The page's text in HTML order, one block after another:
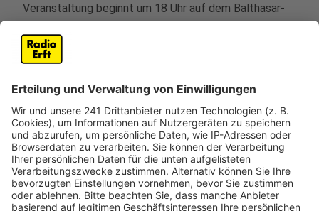
Veranstaltung beginnt um 18 Uhr auf dem Balthasar-
Neumann-Platz. Von dort aus zieht der
Demonstrationszug weiter zum Rathausvorplatz.
– Deine Stimme für unsere Demokratie!“ wollen die
Organisatoren ein klares Zeichen gegen Hass und
Hetze setzen. Anlass für die Demonstration ist unter
anderem das Ergebnis der Bundestagswahl, das laut
den Veranstaltern zeigt, dass auch in Brühl die
Demokratie unter Druck geraten kann.
Die Demonstration richtet sich gegen extremistische